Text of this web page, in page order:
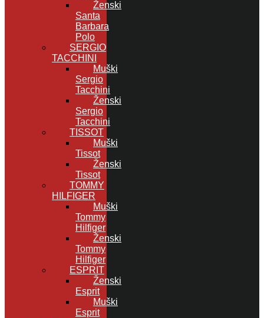
Ženski
Santa
Barbara
Polo
SERGIO
TACCHINI
Muški
Sergio
Tacchini
Ženski
Sergio
Tacchini
TISSOT
Muški
Tissot
Ženski
Tissot
TOMMY
HILFIGER
Muški
Tommy
Hilfiger
Ženski
Tommy
Hilfiger
ESPRIT
Ženski
Esprit
Muški
Esprit